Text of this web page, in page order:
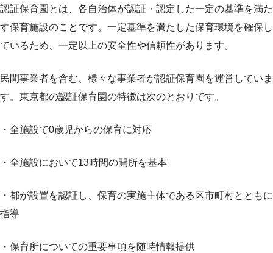
認証保育園とは、各自治体が認証・認定した一定の基準を満た
す保育施設のことです。一定基準を満たした保育環境を確保し
ているため、一定以上の安全性や信頼性があります。
民間事業者を含む、様々な事業者が認証保育園を運営していま
す。東京都の認証保育園の特徴は次のとおりです。
・全施設で0歳児からの保育に対応
・全施設において13時間の開所を基本
・都が設置を認証し、保育の実施主体である区市町村とともに
指導
・保育所についての重要事項を随時情報提供